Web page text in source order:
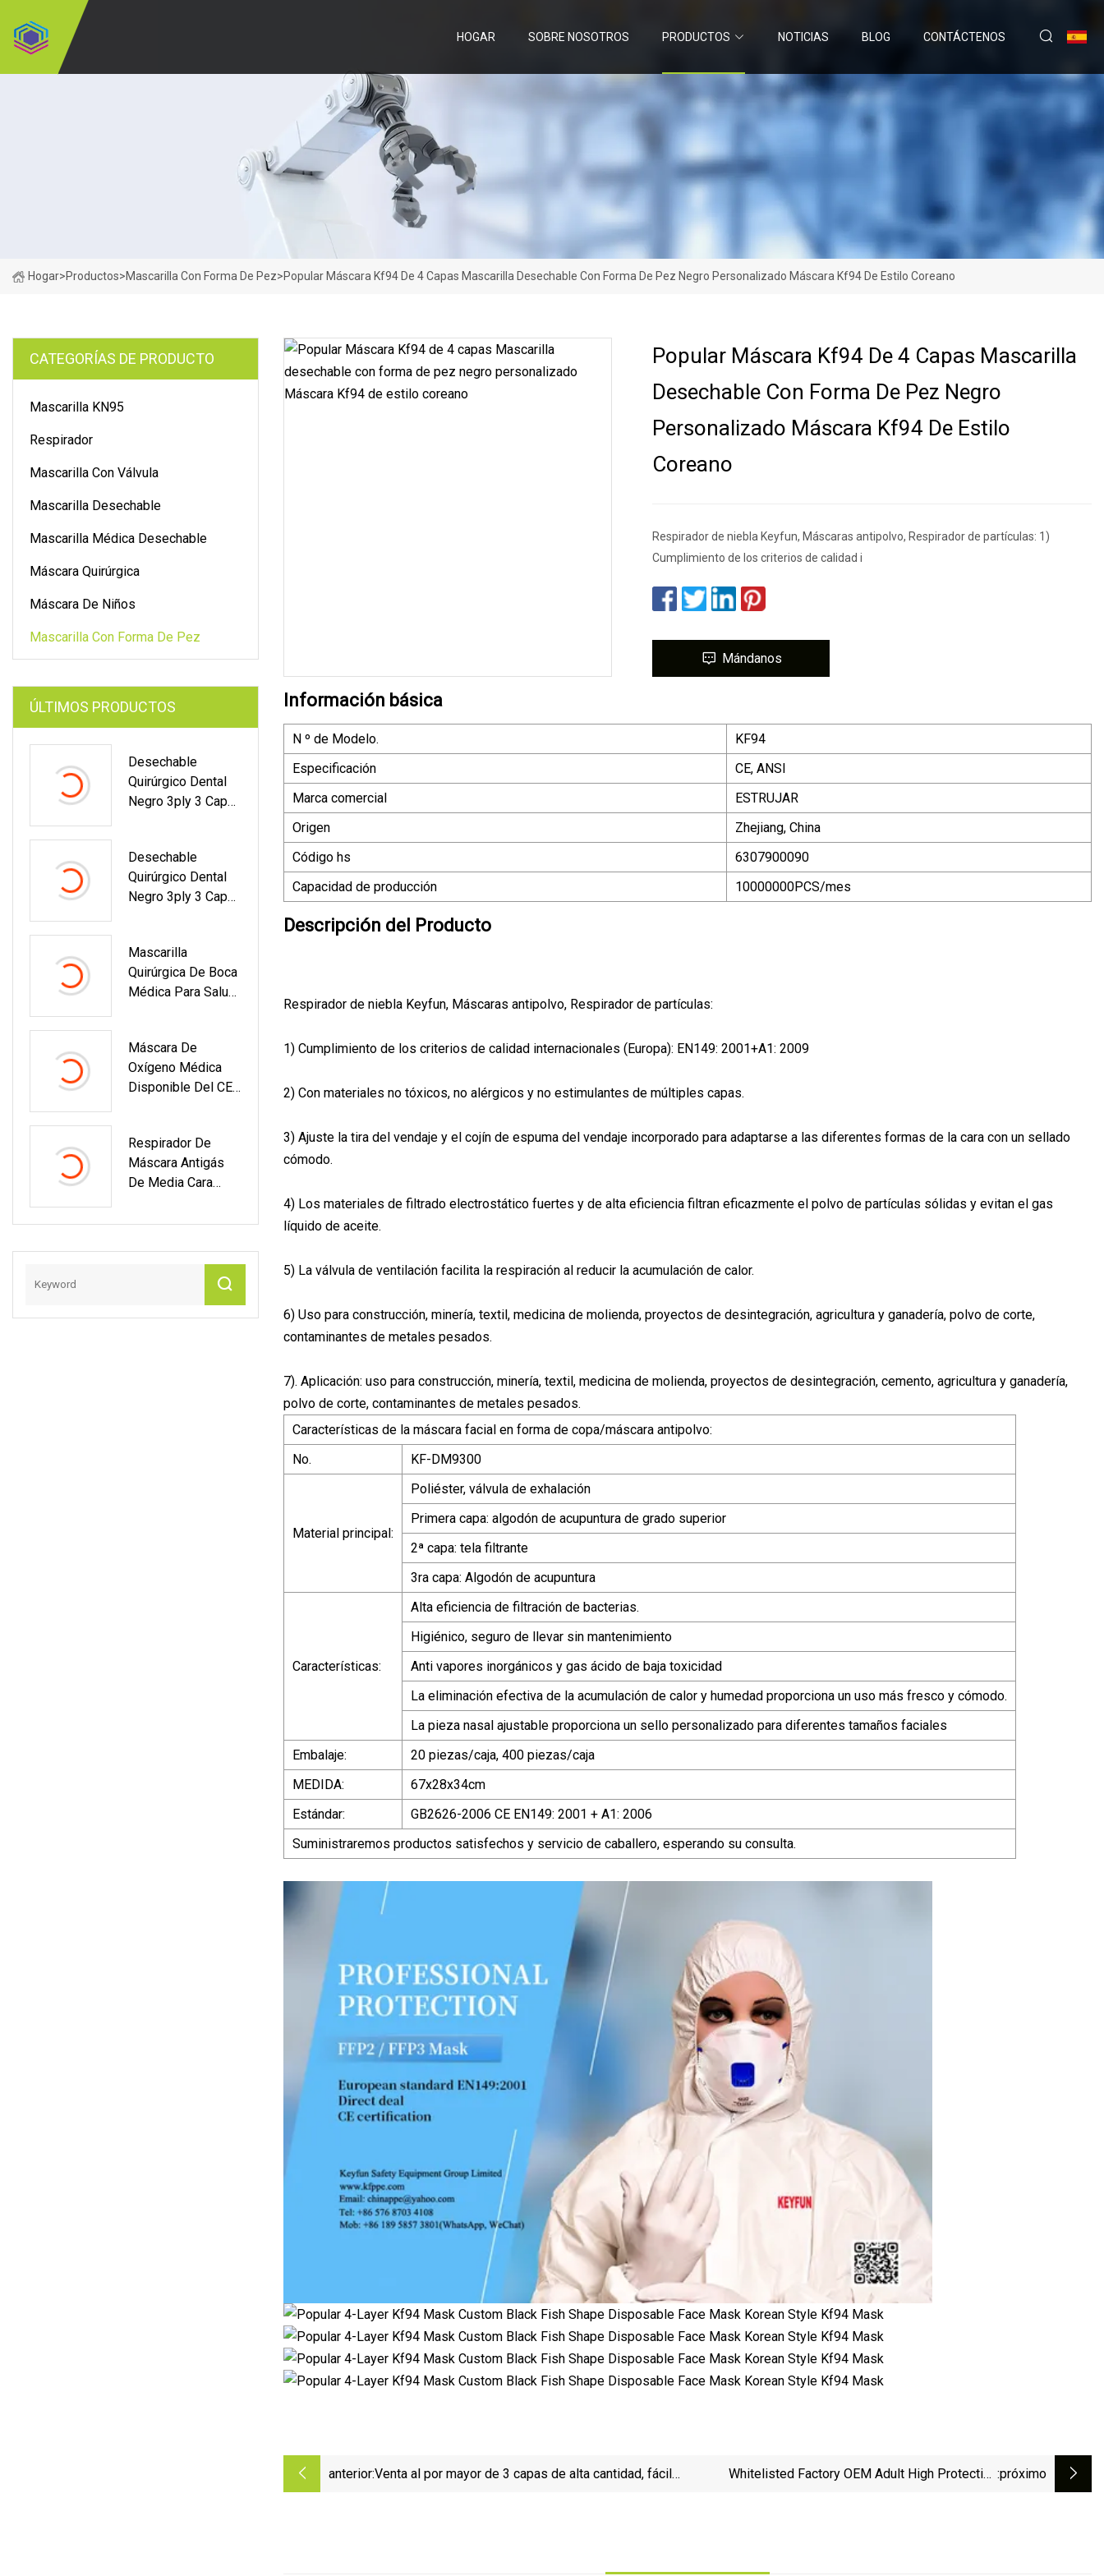
HOGAR SOBRE NOSOTROS PRODUCTOS NOTICIAS BLOG CONTÁCTENOS
Hogar>Productos>Mascarilla Con Forma De Pez>Popular Máscara Kf94 De 4 Capas Mascarilla Desechable Con Forma De Pez Negro Personalizado Máscara Kf94 De Estilo Coreano
CATEGORÍAS DE PRODUCTO
Mascarilla KN95
Respirador
Mascarilla Con Válvula
Mascarilla Desechable
Mascarilla Médica Desechable
Máscara Quirúrgica
Máscara De Niños
Mascarilla Con Forma De Pez
ÚLTIMOS PRODUCTOS
Desechable
Quirúrgico Dental
Negro 3ply 3 Capas
Desechable
Quirúrgico Dental
Negro 3ply 3 Capas
Mascarilla
Quirúrgica De Boca
Médica Para Salud
Máscara De
Oxígeno Médica
Disponible Del CE
Fábrica De China
Respirador De
Máscara Antigás
De Media Cara
Personalizado PPE
Popular Máscara Kf94 De 4 Capas Mascarilla
Desechable Con Forma De Pez Negro
Personalizado Máscara Kf94 De Estilo
Coreano
Respirador de niebla Keyfun, Máscaras antipolvo, Respirador de partículas: 1)
Cumplimiento de los criterios de calidad i
Mándanos
Información básica
N º de Modelo.
KF94
Especificación
CE, ANSI
Marca comercial
ESTRUJAR
Origen
Zhejiang, China
Código hs
6307900090
Capacidad de producción
10000000PCS/mes
Descripción del Producto
Respirador de niebla Keyfun, Máscaras antipolvo, Respirador de partículas:
1) Cumplimiento de los criterios de calidad internacionales (Europa): EN149: 2001+A1: 2009
2) Con materiales no tóxicos, no alérgicos y no estimulantes de múltiples capas.
3) Ajuste la tira del vendaje y el cojín de espuma del vendaje incorporado para adaptarse a las diferentes formas de la cara con un sellado
cómodo.
4) Los materiales de filtrado electrostático fuertes y de alta eficiencia filtran eficazmente el polvo de partículas sólidas y evitan el gas
líquido de aceite.
5) La válvula de ventilación facilita la respiración al reducir la acumulación de calor.
6) Uso para construcción, minería, textil, medicina de molienda, proyectos de desintegración, agricultura y ganadería, polvo de corte,
contaminantes de metales pesados.
7). Aplicación: uso para construcción, minería, textil, medicina de molienda, proyectos de desintegración, cemento, agricultura y ganadería,
polvo de corte, contaminantes de metales pesados.
Características de la máscara facial en forma de copa/máscara antipolvo:
No.
KF-DM9300
Material principal:
Poliéster, válvula de exhalación
Primera capa: algodón de acupuntura de grado superior
2ª capa: tela filtrante
3ra capa: Algodón de acupuntura
Características:
Alta eficiencia de filtración de bacterias.
Higiénico, seguro de llevar sin mantenimiento
Anti vapores inorgánicos y gas ácido de baja toxicidad
La eliminación efectiva de la acumulación de calor y humedad proporciona un uso más fresco y cómodo.
La pieza nasal ajustable proporciona un sello personalizado para diferentes tamaños faciales
Embalaje:
20 piezas/caja, 400 piezas/caja
MEDIDA:
67x28x34cm
Estándar:
GB2626-2006 CE EN149: 2001 + A1: 2006
Suministraremos productos satisfechos y servicio de caballero, esperando su consulta.
anterior:Venta al por mayor de 3 capas de alta cantidad, fácil
Whitelisted Factory OEM Adult High Protection :próximo